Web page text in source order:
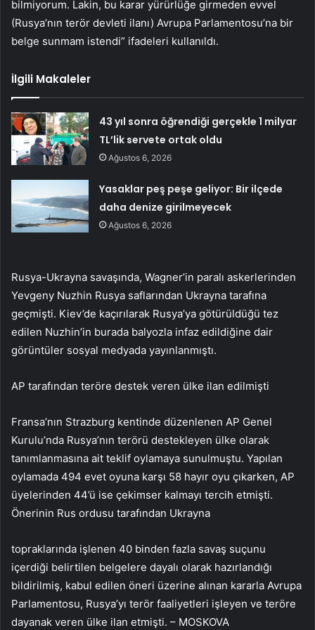
bilmiyorum. Lakin, bu karar yürürlüğe girmeden evvel
(Rusya’nın terör devleti ilanı) Avrupa Parlamentosu’na bir
belge sunmam istendi” ifadeleri kullanıldı.
İlgili Makaleler
43 yıl sonra öğrendiği gerçekle 1 milyar
TL’lik servete ortak oldu
Ağustos 6, 2026
Yasaklar peş peşe geliyor: Bir ilçede
daha denize girilmeyecek
Ağustos 6, 2026
Rusya-Ukrayna savaşında, Wagner’in paralı askerlerinden
Yevgeny Nuzhin Rusya saflarından Ukrayna tarafına
geçmişti. Kiev’de kaçırılarak Rusya’ya götürüldüğü tez
edilen Nuzhin’in burada balyozla infaz edildiğine dair
görüntüler sosyal medyada yayınlanmıştı.
AP tarafından teröre destek veren ülke ilan edilmişti
Fransa’nın Strazburg kentinde düzenlenen AP Genel
Kurulu’nda Rusya’nın terörü destekleyen ülke olarak
tanımlanmasına ait teklif oylamaya sunulmuştu. Yapılan
oylamada 494 evet oyuna karşı 58 hayır oyu çıkarken, AP
üyelerinden 44’ü ise çekimser kalmayı tercih etmişti.
Önerinin Rus ordusu tarafından Ukrayna
topraklarında işlenen 40 binden fazla savaş suçunu
içerdiği belirtilen belgelere dayalı olarak hazırlandığı
bildirilmiş, kabul edilen öneri üzerine alınan kararla Avrupa
Parlamentosu, Rusya’yı terör faaliyetleri işleyen ve teröre
dayanak veren ülke ilan etmişti. – MOSKOVA